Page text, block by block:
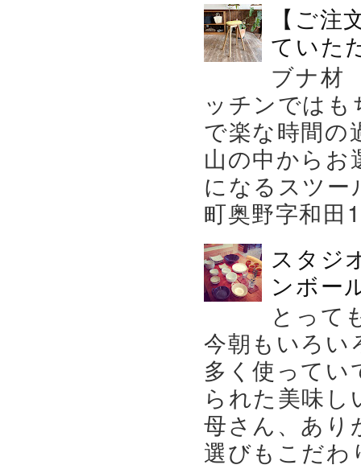
【ご
ていた
ブナ材
ッチンでは
で楽な時間の
山の中から
になるスツー
町奥野字和
スタジ
ンボー
とって
今朝もいろい
多く使ってい
られた美味
母さん、あり
選びもこだ